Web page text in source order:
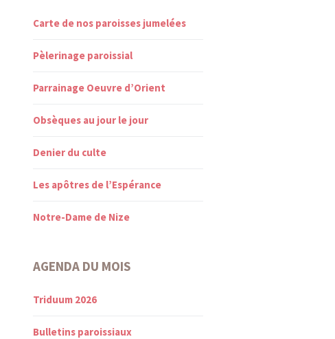
Carte de nos paroisses jumelées
Pèlerinage paroissial
Parrainage Oeuvre d’Orient
Obsèques au jour le jour
Denier du culte
Les apôtres de l’Espérance
Notre-Dame de Nize
AGENDA DU MOIS
Triduum 2026
Bulletins paroissiaux